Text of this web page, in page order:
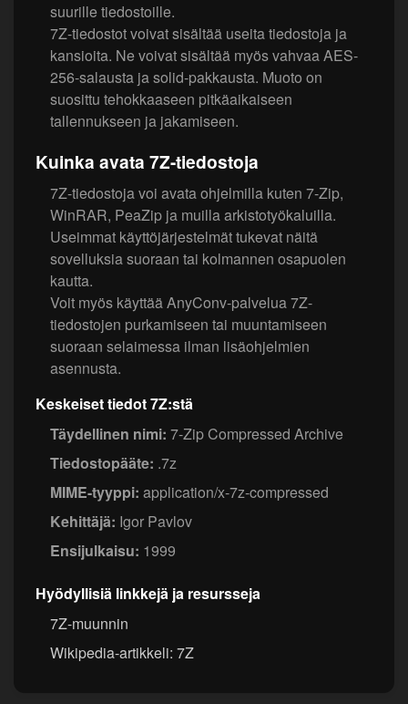
suurille tiedostoille.
7Z-tiedostot voivat sisältää useita tiedostoja ja
kansioita. Ne voivat sisältää myös vahvaa AES-
256-salausta ja solid-pakkausta. Muoto on
suosittu tehokkaaseen pitkäaikaiseen
tallennukseen ja jakamiseen.
Kuinka avata 7Z-tiedostoja
7Z-tiedostoja voi avata ohjelmilla kuten 7-Zip,
WinRAR, PeaZip ja muilla arkistotyökaluilla.
Useimmat käyttöjärjestelmät tukevat näitä
sovelluksia suoraan tai kolmannen osapuolen
kautta.
Voit myös käyttää AnyConv-palvelua 7Z-
tiedostojen purkamiseen tai muuntamiseen
suoraan selaimessa ilman lisäohjelmien
asennusta.
Keskeiset tiedot 7Z:stä
Täydellinen nimi: 7-Zip Compressed Archive
Tiedostopääte: .7z
MIME-tyyppi: application/x-7z-compressed
Kehittäjä: Igor Pavlov
Ensijulkaisu: 1999
Hyödyllisiä linkkejä ja resursseja
7Z-muunnin
Wikipedia-artikkeli: 7Z